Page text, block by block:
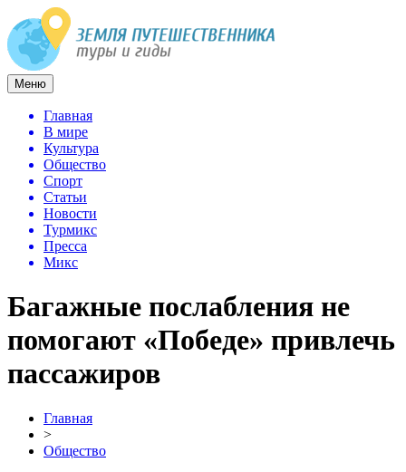
Меню
Главная
В мире
Культура
Общество
Спорт
Статьи
Новости
Турмикс
Пресса
Микс
Багажные послабления не
помогают «Победе» привлечь
пассажиров
Главная
>
Общество